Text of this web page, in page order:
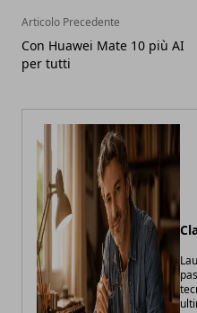
Articolo Precedente
Con Huawei Mate 10 più AI
per tutti